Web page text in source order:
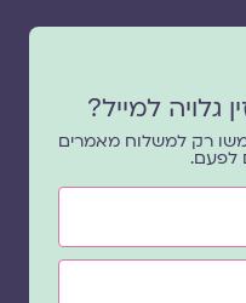
למייל?
רק למשלוח מאמרים